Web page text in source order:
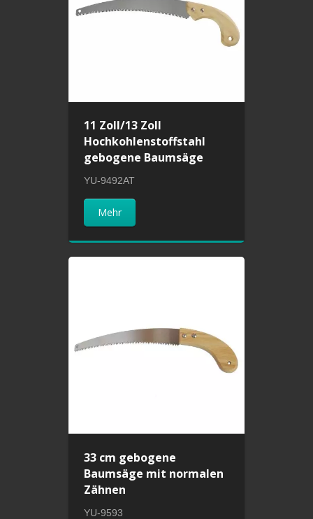
11 Zoll/13 Zoll
Hochkohlenstoffstahl
gebogene Baumsäge
YU-9492AT
Mehr
33 cm gebogene
Baumsäge mit normalen
Zähnen
YU-9593